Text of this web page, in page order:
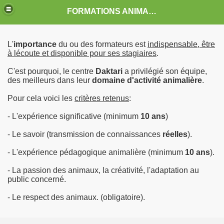
FORMATIONS ANIMALIERES DAKTARI-GTAAF
L'importance du ou des formateurs est indispensable, être
à lécoute et disponible pour ses stagiaires.
C'est pourquoi, le centre Daktari a privilégié son équipe,
des meilleurs dans leur domaine d'activité animalière.
Pour cela voici les critères retenus:
- L'expérience significative (minimum 10 ans)
- Le savoir (transmission de connaissances réelles).
- L'expérience pédagogique animalière (minimum 10 ans).
- La passion des animaux, la créativité, l'adaptation au
public concerné.
- Le respect des animaux. (obligatoire).